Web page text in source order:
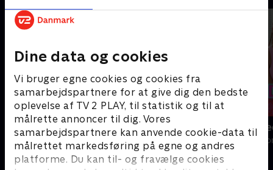
Dine data og cookies
Vi bruger egne cookies og cookies fra
samarbejdspartnere for at give dig den bedste
oplevelse af TV 2 PLAY, til statistik og til at
målrette annoncer til dig. Vores
samarbejdspartnere kan anvende cookie-data til
målrettet markedsføring på egne og andres
platforme. Du kan til- og fravælge cookies
Flokken
Reality • 2 sæsoner
Cici &
Reality • 1